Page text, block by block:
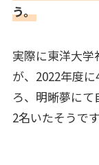
う。
実際に東洋大
が、2022年度
ろ、明晰夢に
2名いたそうです